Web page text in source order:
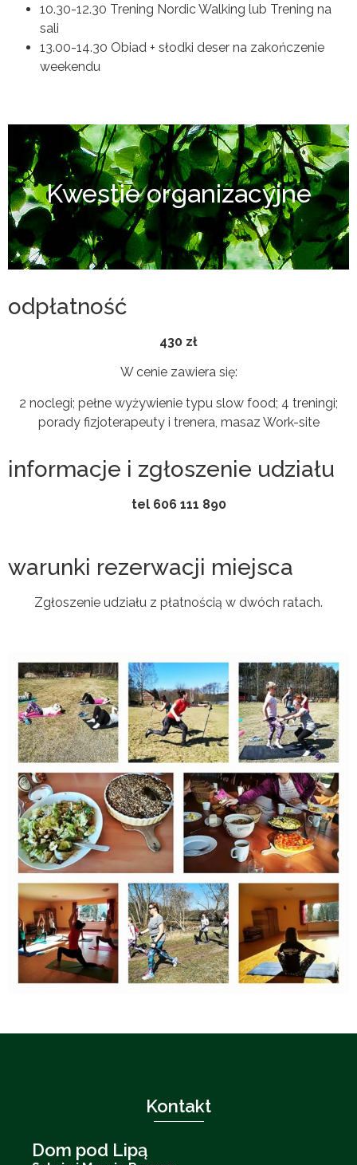
10.30-12.30 Trening Nordic Walking lub Trening na
sali
13.00-14.30 Obiad + słodki deser na zakończenie
weekendu
Kwestie organizacyjne
odpłatność
430 zł
W cenie zawiera się:
2 noclegi; pełne wyżywienie typu slow food; 4 treningi;
porady fizjoterapeuty i trenera, masaz Work-site
informacje i zgłoszenie udziału
tel 606 111 890
warunki rezerwacji miejsca
Zgłoszenie udziału z płatnością w dwóch ratach.
Kontakt
Dom pod Lipą